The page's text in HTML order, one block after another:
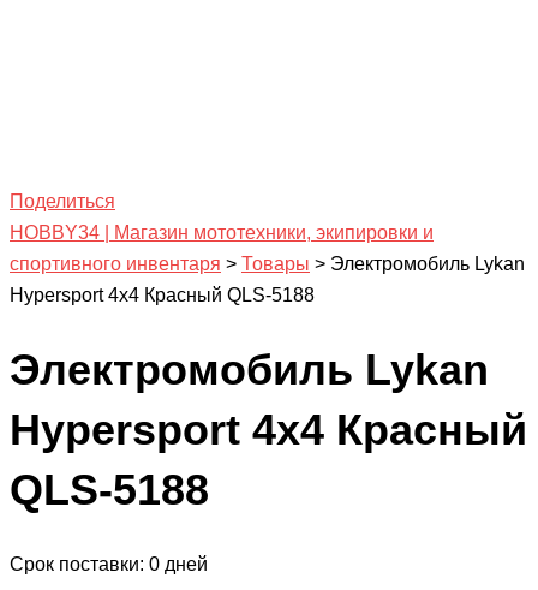
Поделиться
HOBBY34 | Магазин мототехники, экипировки и
спортивного инвентаря > Товары > Электромобиль Lykan
Hypersport 4х4 Красный QLS-5188
Электромобиль Lykan
Hypersport 4х4 Красный
QLS-5188
Срок поставки: 0 дней